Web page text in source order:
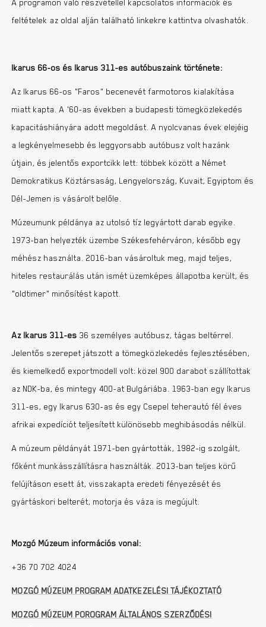
A programon való részvétellel kapcsolatos információk és
feltételek az oldal alján található linkekre kattintva olvashatók.
Ikarus 66-os és Ikarus 311-es autóbuszaink története:
Az Ikarus 66-os „Faros” becenevét farmotoros kialakítása
miatt kapta. A ’60-as években a budapesti tömegközlekedés
kapacitáshiányára adott megoldást. A nyolcvanas évek elejéig
a legkényelmesebb és leggyorsabb autóbusz volt hazánk
útjain, és jelentős exportcikk lett: többek között a Német
Demokratikus Köztársaság, Lengyelország, Kuvait, Egyiptom és
Dél-Jemen is vásárolt belőle.
Múzeumunk példánya az utolsó tíz legyártott darab egyike.
1973-ban helyezték üzembe Székesfehérváron, később egy
méhész használta. 2016-ban vásároltuk meg, majd teljes,
hiteles restaurálás után ismét üzemképes állapotba került, és
„oldtimer” minősítést kapott.
Az Ikarus 311-es 36 személyes autóbusz, tágas beltérrel.
Jelentős szerepet játszott a tömegközlekedés fejlesztésében,
és kiemelkedő exportmodell volt: közel 900 darabot szállítottak
az NDK-ba, és mintegy 400-at Bulgáriába. 1963-ban egy Ikarus
311-es, egy Ikarus 630-as és egy Csepel teherautó fél éves
afrikai expedíciót teljesített különösebb meghibásodás nélkül.
A múzeum példányát 1971-ben gyártották, 1982-ig szolgált,
főként munkásszállításra használták. 2013-ban teljes körű
felújításon esett át, visszakapta eredeti fényezését és
gyártáskori belterét, motorja és váza is megújult.
Mozgó Múzeum információs vonal:
+36 70 702 4024
MOZGÓ MÚZEUM PROGRAM ADATKEZELÉSI TÁJÉKOZTATÓ
MOZGÓ MÚZEUM POROGRAM ÁLTALÁNOS SZERZŐDÉSI